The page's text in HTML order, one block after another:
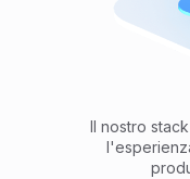
Il nostro